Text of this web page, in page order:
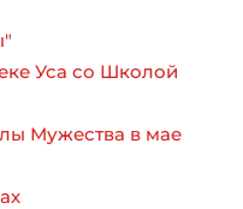
Уса со Школой
Мужества в мае